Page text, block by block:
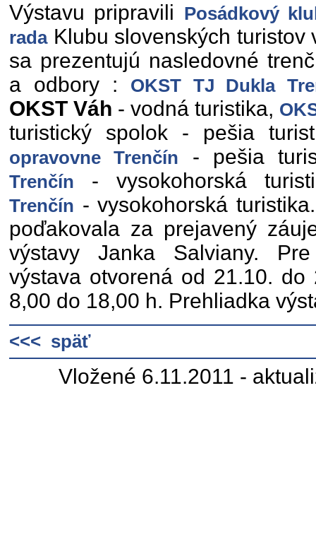
Výstavu pripravili
Posádkový
radaKlubu slovenských turistov
sa prezentujú nasledovné
a odbory :
OKST TJ Dukla
OKST Váh - vodná turistika,
turistický spolok - pešia
opravovne Trenčín - pešia
Trenčín - vysokohorská
Trenčín - vysokohorská
poďakovala za prejavený
výstavy Janka Salviany.
výstava otvorená od 21.10. do
8,00 do 18,00 h. Prehliadka
<<< späť
Vložené 6.11.2011 -